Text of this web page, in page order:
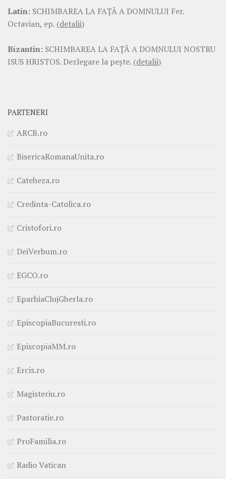
Latin: SCHIMBAREA LA FAŢĂ A DOMNULUI Fer.
Octavian, ep. (detalii)
Bizantin: SCHIMBAREA LA FAŢĂ A DOMNULUI NOSTRU
ISUS HRISTOS. Dezlegare la pește. (detalii)
PARTENERI
ARCB.ro
BisericaRomanaUnita.ro
Cateheza.ro
Credinta-Catolica.ro
Cristofori.ro
DeiVerbum.ro
EGCO.ro
EparhiaClujGherla.ro
EpiscopiaBucuresti.ro
EpiscopiaMM.ro
Ercis.ro
Magisteriu.ro
Pastoratie.ro
ProFamilia.ro
Radio Vatican